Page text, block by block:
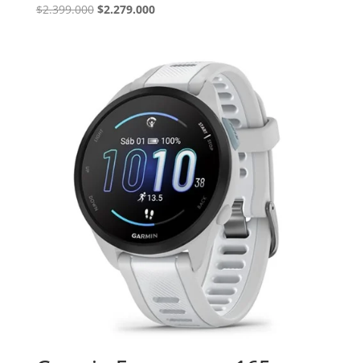
$2.399.000 El
$2.399.000.
$2.279.000El
es:
$2.279.000.